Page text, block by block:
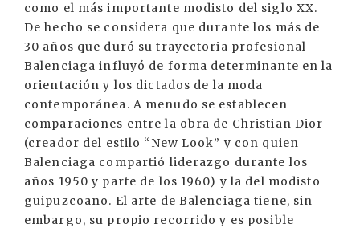
como el más importante modisto del siglo XX.
De hecho se considera que durante los más de
30 años que duró su trayectoria profesional
Balenciaga influyó de forma determinante en la
orientación y los dictados de la moda
contemporánea. A menudo se establecen
comparaciones entre la obra de Christian Dior
(creador del estilo “New Look” y con quien
Balenciaga compartió liderazgo durante los
años 1950 y parte de los 1960) y la del modisto
guipuzcoano. El arte de Balenciaga tiene, sin
embargo, su propio recorrido y es posible